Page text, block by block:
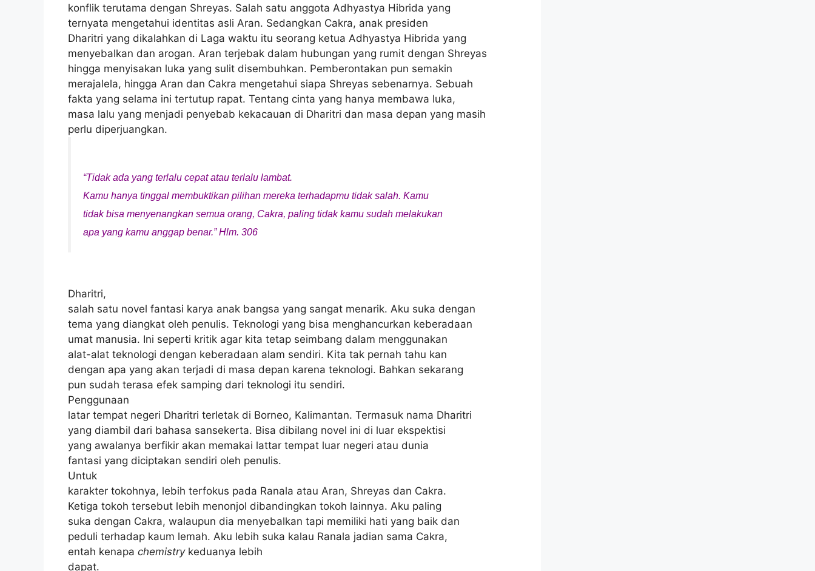
konflik terutama dengan Shreyas. Salah satu anggota Adhyastya Hibrida yang
ternyata mengetahui identitas asli Aran. Sedangkan Cakra, anak presiden
Dharitri yang dikalahkan di Laga waktu itu seorang ketua Adhyastya Hibrida yang
menyebalkan dan arogan. Aran terjebak dalam hubungan yang rumit dengan Shreyas
hingga menyisakan luka yang sulit disembuhkan. Pemberontakan pun semakin
merajalela, hingga Aran dan Cakra mengetahui siapa Shreyas sebenarnya. Sebuah
fakta yang selama ini tertutup rapat. Tentang cinta yang hanya membawa luka,
masa lalu yang menjadi penyebab kekacauan di Dharitri dan masa depan yang masih
perlu diperjuangkan.
“Tidak ada yang terlalu cepat atau terlalu lambat.
Kamu hanya tinggal membuktikan pilihan mereka terhadapmu tidak salah. Kamu
tidak bisa menyenangkan semua orang, Cakra, paling tidak kamu sudah melakukan
apa yang kamu anggap benar.” Hlm. 306
Dharitri,
salah satu novel fantasi karya anak bangsa yang sangat menarik. Aku suka dengan
tema yang diangkat oleh penulis. Teknologi yang bisa menghancurkan keberadaan
umat manusia. Ini seperti kritik agar kita tetap seimbang dalam menggunakan
alat-alat teknologi dengan keberadaan alam sendiri. Kita tak pernah tahu kan
dengan apa yang akan terjadi di masa depan karena teknologi. Bahkan sekarang
pun sudah terasa efek samping dari teknologi itu sendiri.
Penggunaan
latar tempat negeri Dharitri terletak di Borneo, Kalimantan. Termasuk nama Dharitri
yang diambil dari bahasa sansekerta. Bisa dibilang novel ini di luar ekspektisi
yang awalanya berfikir akan memakai lattar tempat luar negeri atau dunia
fantasi yang diciptakan sendiri oleh penulis.
Untuk
karakter tokohnya, lebih terfokus pada Ranala atau Aran, Shreyas dan Cakra.
Ketiga tokoh tersebut lebih menonjol dibandingkan tokoh lainnya. Aku paling
suka dengan Cakra, walaupun dia menyebalkan tapi memiliki hati yang baik dan
peduli terhadap kaum lemah. Aku lebih suka kalau Ranala jadian sama Cakra,
entah kenapa chemistrykeduanya lebih
dapat.